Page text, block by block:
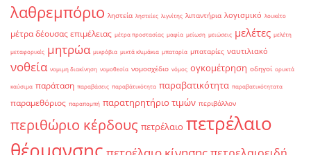
λαθρεμπόριο ληστεία ληστείες λιγνίτης λιπαντήρια λογισμικό λουκέτο
μέτρα δέουσας επιμέλειας μέτρα προστασίας μαφία μείωση μειώσεις μελέτες μελέτη
μεταφορικές μητρώα μικρόβια μικτά κλιμάκια μπαταρία μπαταρίες ναυτιλιακό
νοθεία νομιμη διακίνηση νομοθεσία νομοσχέδιο νόμος ογκομέτρηση οδηγοί ορυκτά
καύσιμα παράταση παραβάσεις παραβάτικότητα παραβατικότητα παραβατικότητατα
παραμεθόριος παραπομπή παρατηρητήριο τιμών περιβάλλον
περιθώριο κέρδους πετρέλαιο πετρέλαιο